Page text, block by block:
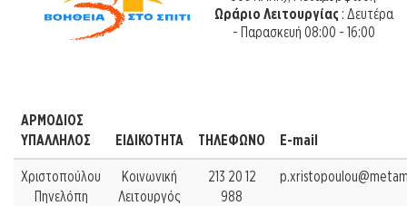
Ωράριο Λειτουργίας: Δευτέρα
- Παρασκευή 08:00 - 16:00
ΑΡΜΟΔΙΟΣ
ΥΠΑΛΛΗΛΟΣ
ΕΙΔΙΚΟΤΗΤΑ ΤΗΛΕΦΩΝΟ Ε-mail
Χριστοπούλου
Πηνελόπη
Κοινωνική
Λειτουργός
213 20 12
988